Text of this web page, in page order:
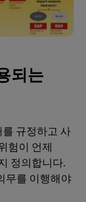
되는
규정하고 사
험이 언제
정의합니다.
무를 이행해야